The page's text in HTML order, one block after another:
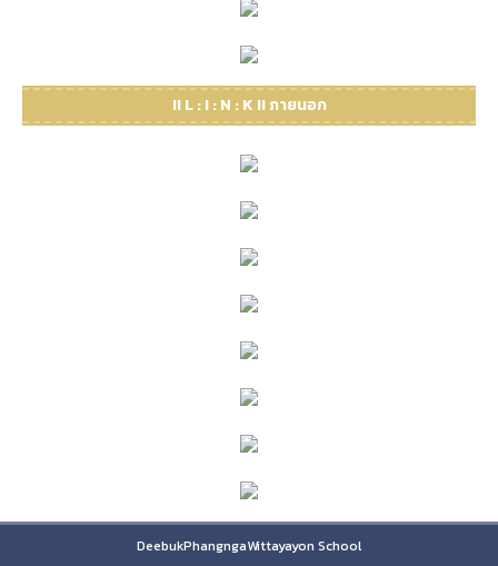
!! L : I : N : K !! ภายนอก
DeebukPhangngaWittayayon School